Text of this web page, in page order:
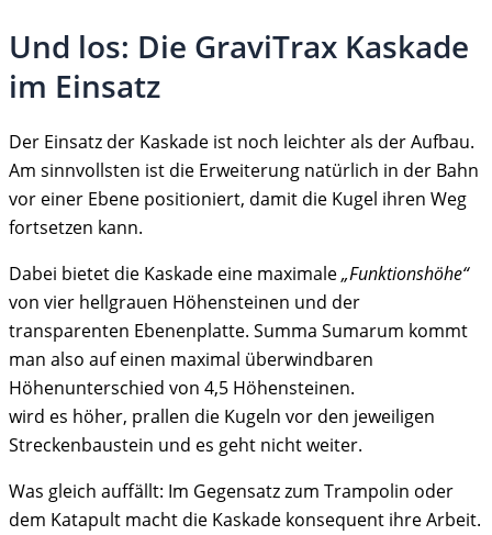
Und los: Die GraviTrax Kaskade
im Einsatz
Der Einsatz der Kaskade ist noch leichter als der Aufbau.
Am sinnvollsten ist die Erweiterung natürlich in der Bahn
vor einer Ebene positioniert, damit die Kugel ihren Weg
fortsetzen kann.
Dabei bietet die Kaskade eine maximale„Funktionshöhe“
von vier hellgrauen Höhensteinen und der
transparenten Ebenenplatte. Summa Sumarum kommt
man also auf einen maximal überwindbaren
Höhenunterschied von 4,5 Höhensteinen.
wird es höher, prallen die Kugeln vor den jeweiligen
Streckenbaustein und es geht nicht weiter.
Was gleich auffällt: Im Gegensatz zum Trampolin oder
dem Katapult macht die Kaskade konsequent ihre Arbeit.